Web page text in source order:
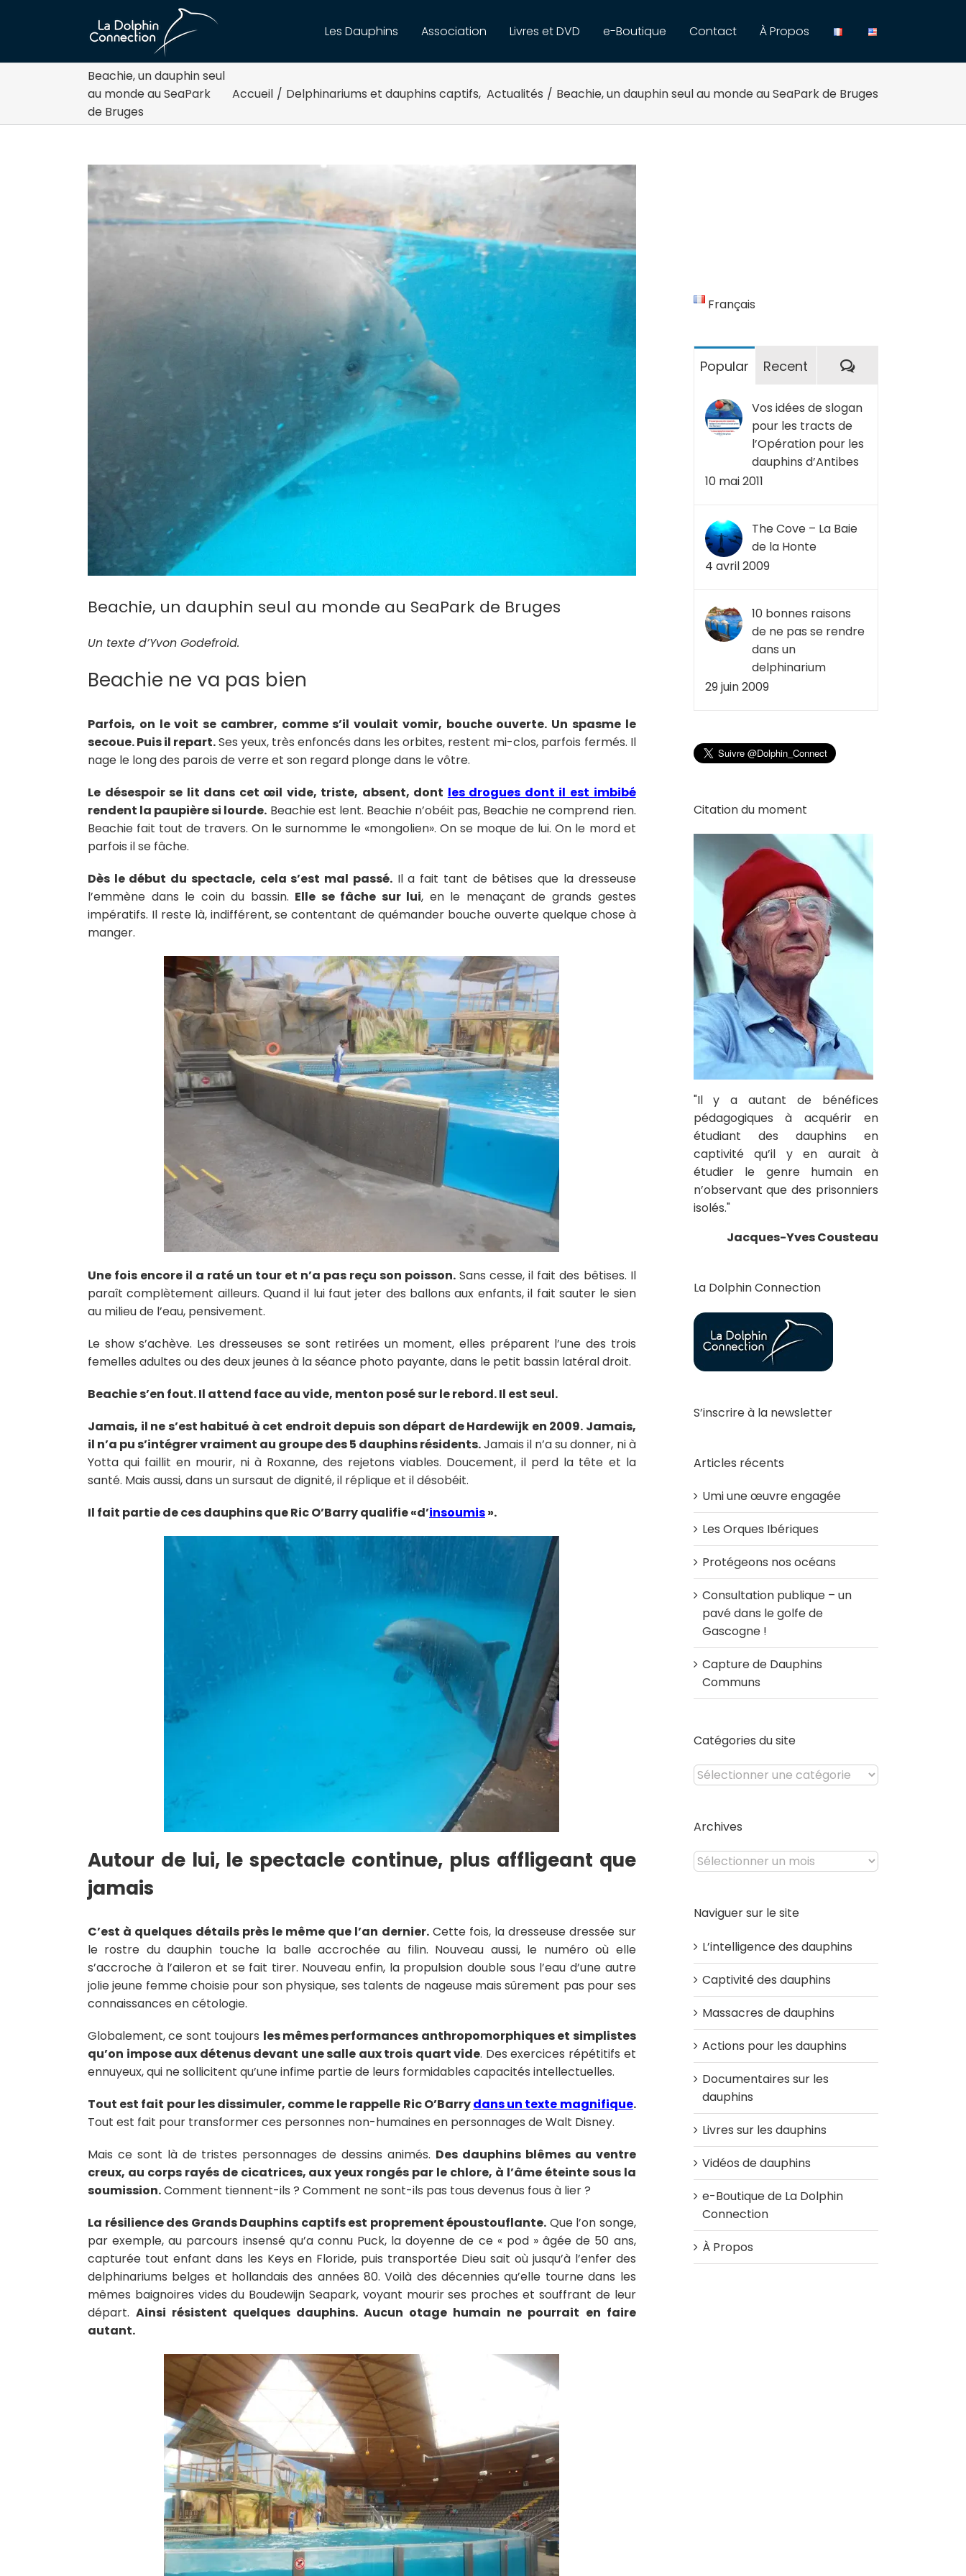
Les Dauphins Association Livres et DVD e-Boutique Contact À Propos
Beachie, un dauphin seul
au monde au SeaPark
de Bruges
Accueil / Delphinariums et dauphins captifs, Actualités / Beachie, un dauphin seul au monde au SeaPark de Bruges
Beachie, un dauphin seul au monde au SeaPark de Bruges
Un texte d’Yvon Godefroid.
Beachie ne va pas bien
Parfois, on le voit se cambrer, comme s’il voulait vomir, bouche ouverte. Un spasme le
secoue. Puis il repart.Ses yeux, très enfoncés dans les orbites, restent mi-clos, parfois fermés. Il
nage le long des parois de verre et son regard plonge dans le vôtre.
Le désespoir se lit dans cet œil vide, triste, absent, dont les drogues dont il est imbibé
rendent la paupière si lourde. Beachie est lent. Beachie n’obéit pas, Beachie ne comprend rien.
Beachie fait tout de travers. On le surnomme le «mongolien». On se moque de lui. On le mord et
parfois il se fâche.
Dès le début du spectacle, cela s’est mal passé.Il a fait tant de bêtises que la dresseuse
l’emmène dans le coin du bassin. Elle se fâche sur lui, en le menaçant de grands gestes
impératifs. Il reste là, indifférent, se contentant de quémander bouche ouverte quelque chose à
manger.
Une fois encore il a raté un tour et n’a pas reçu son poisson. Sans cesse, il fait des bêtises. Il
paraît complètement ailleurs. Quand il lui faut jeter des ballons aux enfants, il fait sauter le sien
au milieu de l’eau, pensivement.
Le show s’achève. Les dresseuses se sont retirées un moment, elles préparent l’une des trois
femelles adultes ou des deux jeunes à la séance photo payante, dans le petit bassin latéral droit.
Beachie s’en fout. Il attend face au vide, menton posé sur le rebord. Il est seul.
Jamais, il ne s’est habitué à cet endroit depuis son départ de Hardewijk en 2009. Jamais,
il n’a pu s’intégrer vraiment au groupe des 5 dauphins résidents.Jamais il n’a su donner, ni à
Yotta qui faillit en mourir, ni à Roxanne, des rejetons viables. Doucement, il perd la tête et la
santé. Mais aussi, dans un sursaut de dignité, il réplique et il désobéit.
Il fait partie de ces dauphins que Ric O’Barry qualifie «d’insoumis».
Autour de lui, le spectacle continue, plus affligeant que
jamais
C’est à quelques détails près le même que l’an dernier.Cette fois, la dresseuse dressée sur
le rostre du dauphin touche la balle accrochée au filin. Nouveau aussi, le numéro où elle
s’accroche à l’aileron et se fait tirer. Nouveau enfin, la propulsion double sous l’eau d’une autre
jolie jeune femme choisie pour son physique, ses talents de nageuse mais sûrement pas pour ses
connaissances en cétologie.
Globalement, ce sont toujours les mêmes performances anthropomorphiques et simplistes
qu’on impose aux détenus devant une salle aux trois quart vide. Des exercices répétitifs et
ennuyeux, qui ne sollicitent qu’une infime partie de leurs formidables capacités intellectuelles.
Tout est fait pour les dissimuler, comme le rappelle Ric O’Barrydans un texte magnifique.
Tout est fait pour transformer ces personnes non-humaines en personnages de Walt Disney.
Mais ce sont là de tristes personnages de dessins animés. Des dauphins blêmes au ventre
creux, au corps rayés de cicatrices, aux yeux rongés par le chlore, à l’âme éteinte sous la
soumission.Comment tiennent-ils ? Comment ne sont-ils pas tous devenus fous à lier ?
La résilience des Grands Dauphins captifs est proprement époustouflante. Que l’on songe,
par exemple, au parcours insensé qu’a connu Puck, la doyenne de ce « pod » âgée de 50 ans,
capturée tout enfant dans les Keys en Floride, puis transportée Dieu sait où jusqu’à l’enfer des
delphinariums belges et hollandais des années 80. Voilà des décennies qu’elle tourne dans les
mêmes baignoires vides du Boudewijn Seapark, voyant mourir ses proches et souffrant de leur
départ.Ainsi résistent quelques dauphins. Aucun otage humain ne pourrait en faire
autant.
Français
Popular Recent Commentaires
Vos idées de slogan
pour les tracts de
l’Opération pour les
dauphins d’Antibes
10 mai 2011
The Cove – La Baie
de la Honte
4 avril 2009
10 bonnes raisons
de ne pas se rendre
dans un
delphinarium
29 juin 2009
Citation du moment
"Il y a autant de bénéfices
pédagogiques à acquérir en
étudiant des dauphins en
captivité qu’il y en aurait à
étudier le genre humain en
n’observant que des prisonniers
isolés."
Jacques-Yves Cousteau
La Dolphin Connection
S’inscrire à la newsletter
Articles récents
Umi une œuvre engagée
Les Orques Ibériques
Protégeons nos océans
Consultation publique – un
pavé dans le golfe de
Gascogne !
Capture de Dauphins
Communs
Catégories du site
Catégories
du
Archives
Archives
Naviguer sur le site
L’intelligence des dauphins
Captivité des dauphins
Massacres de dauphins
Actions pour les dauphins
Documentaires sur les
dauphins
Livres sur les dauphins
Vidéos de dauphins
e-Boutique de La Dolphin
Connection
À Propos